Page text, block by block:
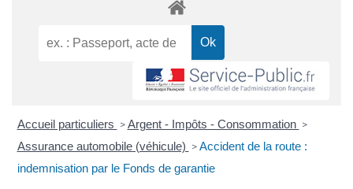
Accueil particuliers > Argent - Impôts - Consommation >
Assurance automobile (véhicule) > Accident de la route :
indemnisation par le Fonds de garantie